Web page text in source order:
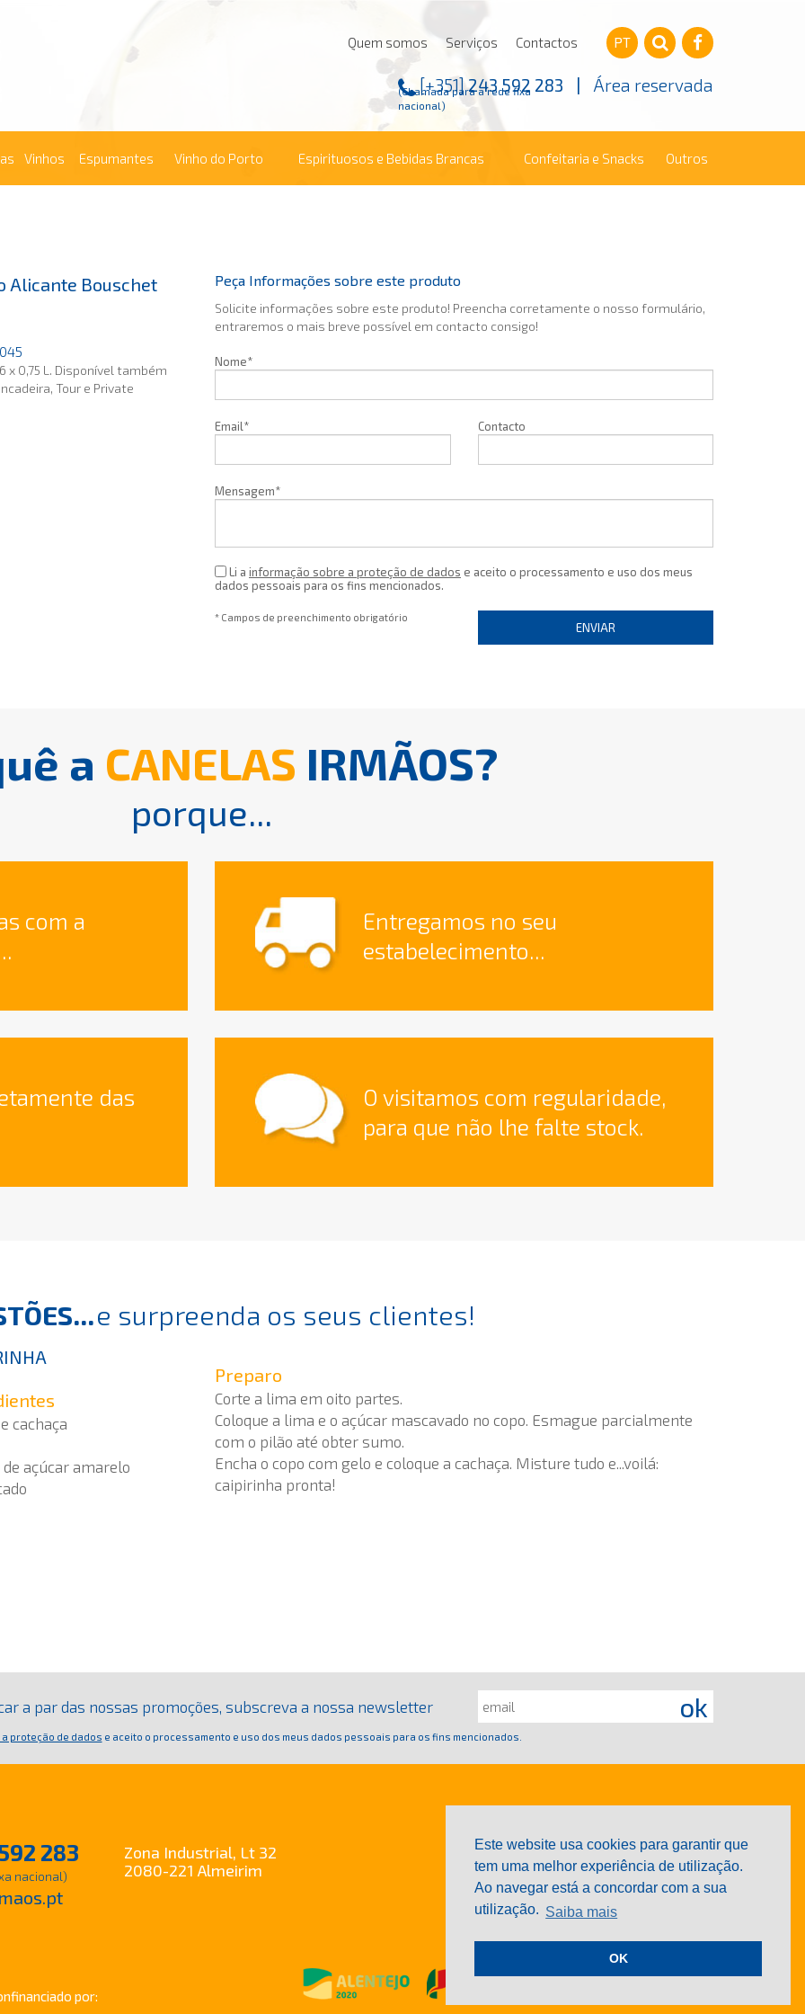
Este website usa cookies para garantir que
tem uma melhor experiência de utilização.
Ao navegar está a concordar com a sua
utilização. Saiba mais
OK
Quem somos Serviços Contactos PT
[+351]243 592 283
(Chamada para a rede fixa
nacional)
Área reservada
Vinhos Espumantes Vinho do Porto Espirituosos e Bebidas Brancas Confeitaria e Snacks Outros
Alicante Bouschet
x 0,75 L. Disponível também
Tour e Private
Peça Informações sobre este produto
Solicite informações sobre este produto! Preencha corretamente o nosso formulário,
entraremos o mais breve possível em contacto consigo!
Nome*
Email* Contacto
Mensagem*
Li a informação sobre a proteção de dados e aceito o processamento e uso dos meus
dados pessoais para os fins mencionados.
* Campos de preenchimento obrigatório
ENVIAR
a CANELAS IRMÃOS?
porque...
com a
Entregamos no seu
estabelecimento...
das
O visitamos com regularidade,
para que não lhe falte stock.
e surpreenda os seus clientes!
cachaça
de açúcar amarelo
Preparo
Corte a lima em oito partes.
Coloque a lima e o açúcar mascavado no copo. Esmague parcialmente
com o pilão até obter sumo.
Encha o copo com gelo e coloque a cachaça. Misture tudo e...voilá:
caipirinha pronta!
a par das nossas promoções, subscreva a nossa newsletter
proteção de dados e aceito o processamento e uso dos meus dados pessoais para os fins mencionados.
283
nacional)
Zona Industrial, Lt 32
2080-221 Almeirim
por: